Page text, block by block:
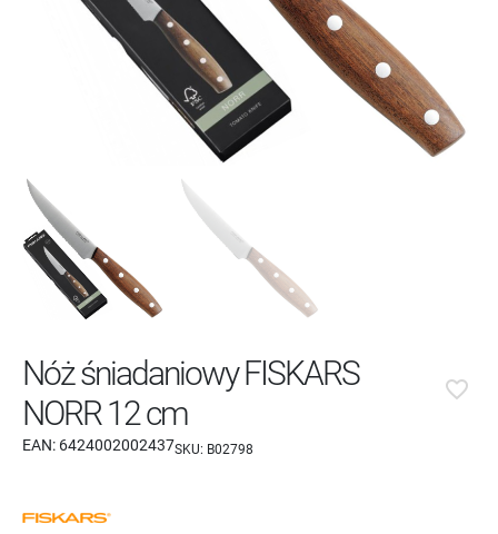
Nóż śniadaniowy FISKARS
NORR 12 cm
EAN: 6424002002437SKU: B02798
favorite_border